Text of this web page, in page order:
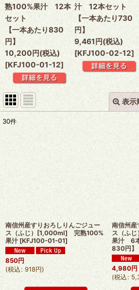
熟100%果汁 12本
セット
【一本あたり830
円】
10,200円(税込)
[KFJ100-01-12]
汁 12本セット
【一本あたり730
円】
9,461円(税込)
[KFJ100-02-12]
表示
30件
南信州産すりおろしりんごジュー
ス（ふじ）[1,000ml] 完熟100%
果汁 [KFJ100-01-01]
850円
(税込: 918円)
南信州産
ス（ふ
果汁 6
830円】
4,980円
(税込: